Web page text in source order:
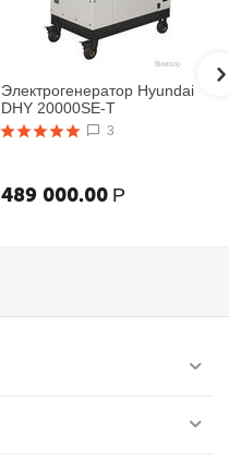
Электрогенератор Hyundai
DHY 20000SE-T
3
489 000.00 Р